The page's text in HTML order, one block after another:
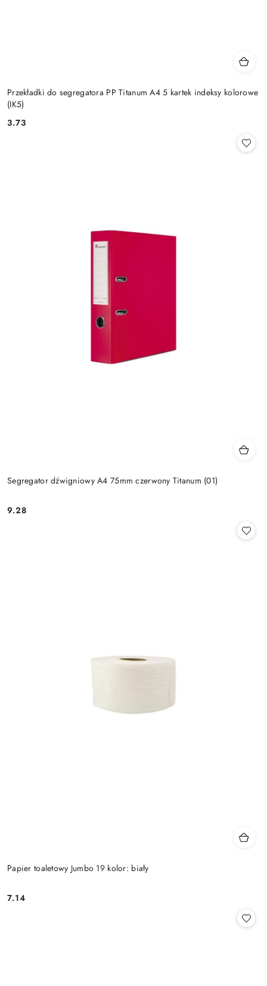
Przekładki do segregatora PP Titanum A4 5 kartek indeksy kolorowe
(IK5)
Cena:
3.73
Segregator dźwigniowy A4 75mm czerwony Titanum (01)
Cena:
9.28
Papier toaletowy Jumbo 19 kolor: biały
Cena:
7.14